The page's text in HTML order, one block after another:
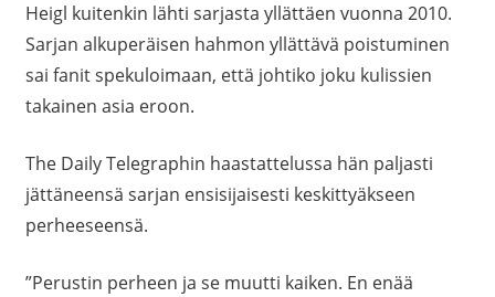
Heigl kuitenkin lähti sarjasta yllättäen vuonna 2010.
Sarjan alkuperäisen hahmon yllättävä poistuminen
sai fanit spekuloimaan, että johtiko joku kulissien
takainen asia eroon.
The Daily Telegraphin haastattelussa hän paljasti
jättäneensä sarjan ensisijaisesti keskittyäkseen
perheeseensä.
”Perustin perheen ja se muutti kaiken. En enää